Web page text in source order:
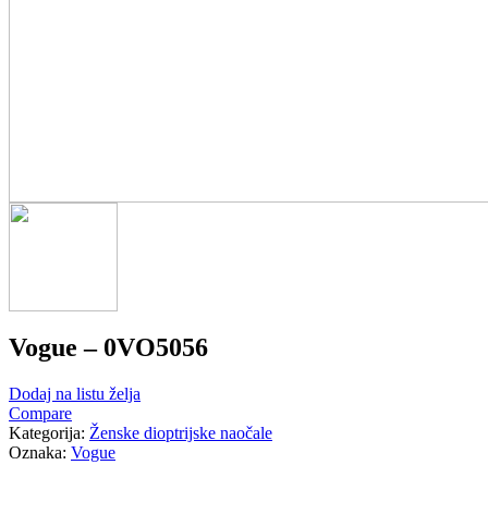
Vogue – 0VO5056
Dodaj na listu želja
Compare
Kategorija: Ženske dioptrijske naočale
Oznaka: Vogue